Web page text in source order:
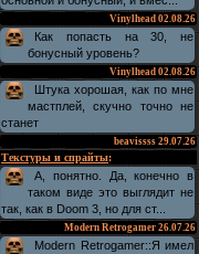
Vinylhead 02.08.26
Как попасть на 30, не
бонусный уровень?
Vinylhead 02.08.26
Штука хорошая, как по мне
мастплей, скучно точно не
станет
beavissss 29.07.26
Текстуры и спрайты:
А, понятно. Да, конечно в
таком виде это выглядит не
так, как в Doom 3, но для ст...
Modern Retrogamer 26.07.26
Modern Retrogamer::Я имел